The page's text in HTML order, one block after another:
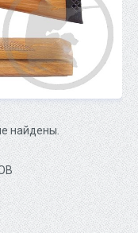
найдены.